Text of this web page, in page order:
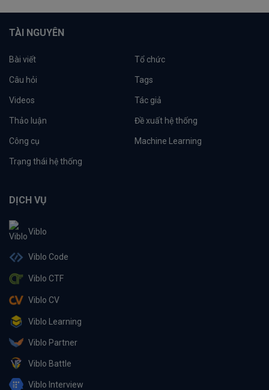
TÀI NGUYÊN
Bài viết Tổ chức
Câu hỏi Tags
Videos Tác giả
Thảo luận Đề xuất hệ thống
Công cụ Machine Learning
Trạng thái hệ thống
DỊCH VỤ
Viblo
Viblo Code
Viblo CTF
Viblo CV
Viblo Learning
Viblo Partner
Viblo Battle
Viblo Interview